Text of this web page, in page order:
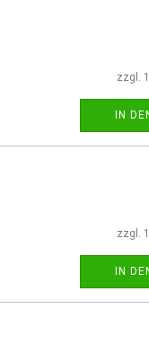
zzgl.
IN
zzgl.
IN